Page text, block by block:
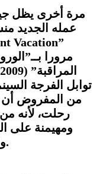
مرة أخرى يظل
عمله الجديد
Vacation”
توابل الفرجة
من المفروض أن
رحلت، لأنه
ومهيمنة على
واقعها الاجتماعي ولا تغامر إبداعيا.